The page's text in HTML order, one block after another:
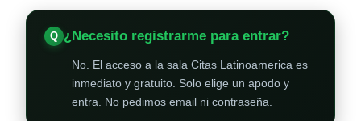
¿Necesito registrarme para entrar?
No. El acceso a la sala Citas Latinoamerica es
inmediato y gratuito. Solo elige un apodo y
entra. No pedimos email ni contraseña.